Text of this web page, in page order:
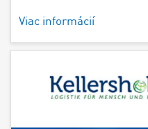
Viac informácií